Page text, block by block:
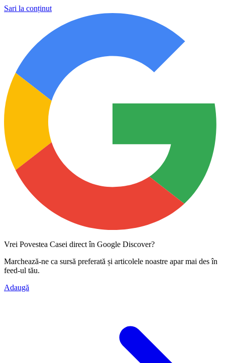
Sari la conținut
Vrei Povestea Casei direct în Google Discover?
Marchează-ne ca sursă preferată și articolele noastre apar mai des în
feed-ul tău.
Adaugă